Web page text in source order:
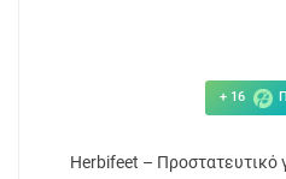
+ 16
Herbifeet – Προστατευτικό